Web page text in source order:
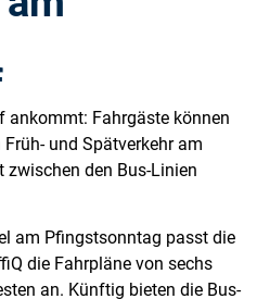
ankommt: Fahrgäste können
und Spätverkehr am
den Bus-Linien
am Pfingstsonntag passt die
die Fahrpläne von sechs
an. Künftig bieten die Bus-